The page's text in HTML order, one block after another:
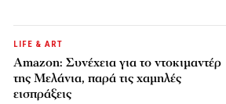
LIFE & ART
Amazon: Συνέχεια για το ντοκιμαντέρ
της Μελάνια, παρά τις χαμηλές
εισπράξεις